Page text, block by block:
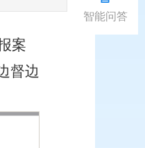
案
督边
智能问答